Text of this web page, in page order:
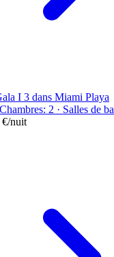
I 3 dans Miami Playa
2 · Salles de
€/nuit